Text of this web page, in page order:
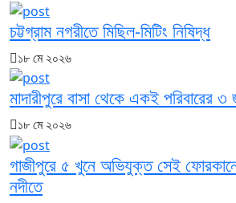
চট্টগ্রাম নগরীতে মিছিল-মিটিং নিষিদ্ধ
১৮ মে ২০২৬
মাদারীপুরে বাসা থেকে একই পরিবারের
১৮ মে ২০২৬
গাজীপুরে ৫ খুনে অভিযুক্ত সেই
নদীতে